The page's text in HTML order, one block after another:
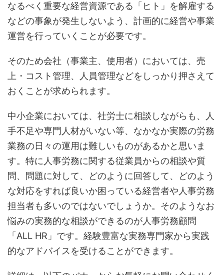
なるべく重要な経営資源である「ヒト」を解雇する
などの事象が発生しないよう、計画的に経営や事業
運営を行っていくことが必要です。
そのため会社（事業主、使用者）においては、売
上・コスト管理、人員管理などをしっかり押さえて
おくことが求められます。
中小企業においては、社労士に相談しながらも、人
手不足や専門人材がいない等、なかなか実際の労務
業務の日々の運用は難しいものがあるかと思いま
す。特に人事労務に関する従業員からの相談や質
問、問題に対して、どのように回答して、どのよう
な対応をすれば良いか困っている経営者や人事労務
担当者も多いのではないでしょうか。そのようなお
悩みの実務的な相談ができるのが人事労務顧問
「ALL HR」です。経験豊富な実務専門家から実践
的なアドバイスを受けることができます。